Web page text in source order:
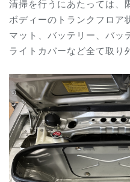
清掃を行うにあたっては、
ボディーのトランクフロア
マット、バッテリー、バッ
ライトカバーなど全て取り